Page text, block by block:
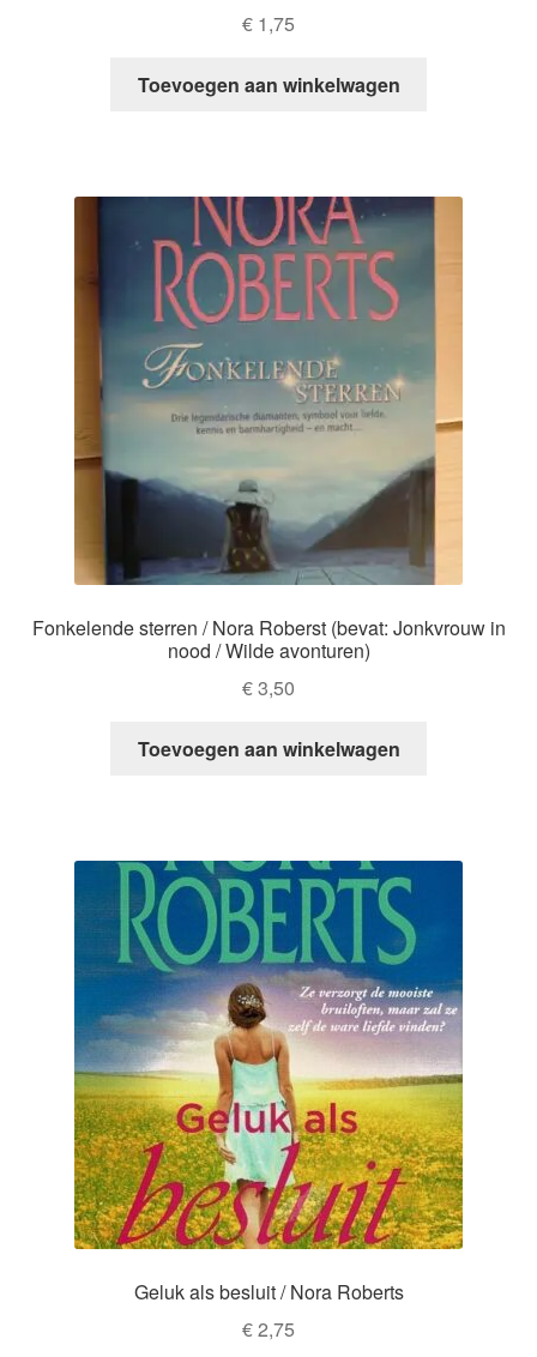
€ 1,75
Toevoegen aan winkelwagen
Fonkelende sterren / Nora Roberst (bevat: Jonkvrouw in
nood / Wilde avonturen)
€3,50
Toevoegen aan winkelwagen
Geluk als besluit / Nora Roberts
€2,75